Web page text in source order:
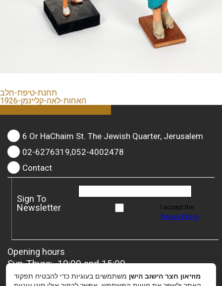
תחנת-טיפת-חלב
האחות-לאה-קליינמן-1926
6 Or HaChaim St. The Jewish Quarter, Jerusalem
02-6276319,052-4002478
Contact
Sign To
Newsletter
I accept the
Privacy Policy
Opening hours
Sun-Thurs: 10:00 and 15:00
Friday: 10:00 and 13:00
מוזיאון חצר הישוב הישן משתמשים בעוגיות כדי להבטיח תפקוד